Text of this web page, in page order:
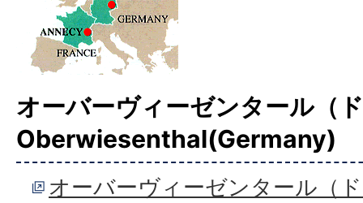
オーバーヴィーゼンタール（
Oberwiesenthal(Germany)
オーバーヴィーゼンタール（